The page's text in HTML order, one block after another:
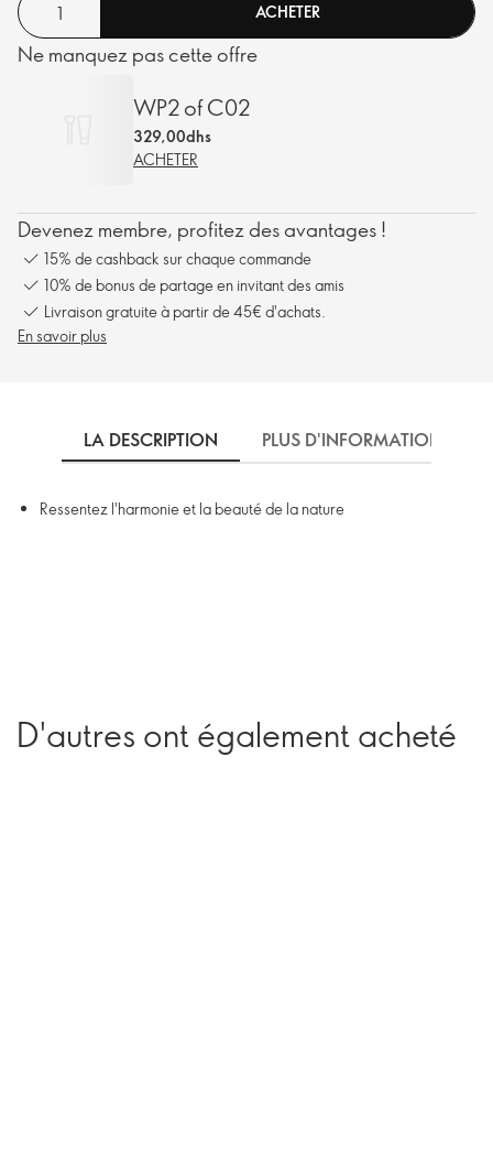
ACHETER
Ne manquez pas cette offre
WP2 of C02
329,00dhs
ACHETER
Devenez membre, profitez des avantages !
15% de cashback sur chaque commande
10% de bonus de partage en invitant des amis
Livraison gratuite à partir de 45€ d'achats.
En savoir plus
LA DESCRIPTION PLUS D'INFORMATIONS
Ressentez l'harmonie et la beauté de la nature
D'autres ont également acheté